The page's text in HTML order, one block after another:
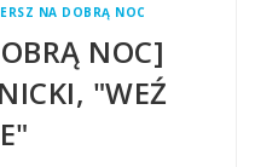
NA DOBRĄ NOC
NOC]
"WEŹ